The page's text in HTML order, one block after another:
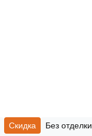
Скидка
Без отделки